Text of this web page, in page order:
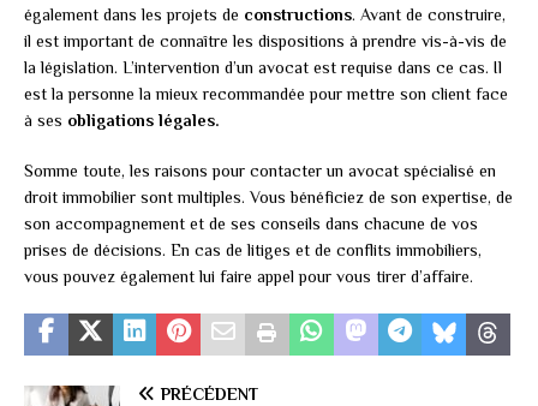
également dans les projets de constructions. Avant de construire,
il est important de connaître les dispositions à prendre vis-à-vis de
la législation. L’intervention d’un avocat est requise dans ce cas. Il
est la personne la mieux recommandée pour mettre son client face
à ses obligations légales.
Somme toute, les raisons pour contacter un avocat spécialisé en
droit immobilier sont multiples. Vous bénéficiez de son expertise, de
son accompagnement et de ses conseils dans chacune de vos
prises de décisions. En cas de litiges et de conflits immobiliers,
vous pouvez également lui faire appel pour vous tirer d’affaire.
PRÉCÉDENT